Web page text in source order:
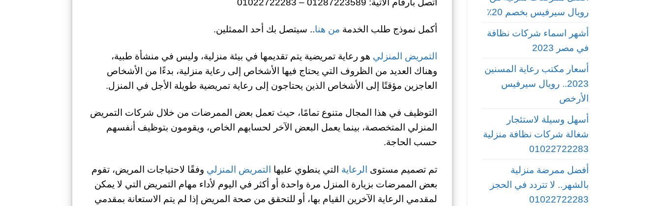
رويال سيرفيس بخصم 20٪
أشهر اسماء شركات نظافة
في مصر 2023
أسعار مكتب رعاية المسنين
2023.. رويال سيرفيس
الأرخص
أسهل وسيلة لاستئجار
شغالة شركات نظافة منزلية
01022722283
أفضل ممرضة منزلية
بالشهر.. لا تتردد في الحجز
01022722283
أكمل نموذج طلب الخدمة من هنا.. سيتصل بك أحد الممثلين.
التمريض المنزلي هو رعاية تمريضية يتم تقديمها في بيئة منزلية، وليس في منشأة طبية،
وهناك العديد من الظروف التي يحتاج فيها الأشخاص إلى رعاية منزلية، بدءًا من الأشخاص
العاجزين مؤقتًا إلى الأشخاص الذين يحتاجون إلى رعاية تمريضية طويلة الأجل في المنزل.
التوظيف في هذا المجال متنوع تمامًا، حيث تعمل بعض الممرضات من خلال شركات التمريض
المنزلي المتخصصة، بينما يعمل البعض الآخر لحسابهم الخاص، ويقومون بتوظيف أنفسهم
حسب الحاجة.
تم تصميم مستوى الرعاية التي ينطوي عليها التمريض المنزلي وفقًا لاحتياجات المريض، تقوم
بعض الممرضات بزيارة المنزل مرة واحدة أو أكثر في اليوم لأداء مهام التمريض التي لا يمكن
لمقدمي الرعاية الآخرين القيام بها، أو للتحقق من صحة المريض إذا لم يتم الاستعانة بمقدمي